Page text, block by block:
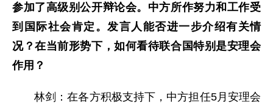
参加了高级别公开辩论会。中方所作努力和工作受
到国际社会肯定。发言人能否进一步介绍有关情
况？在当前形势下，如何看待联合国特别是安理会
作用？
林剑：在各方积极支持下，中方担任5月安理会